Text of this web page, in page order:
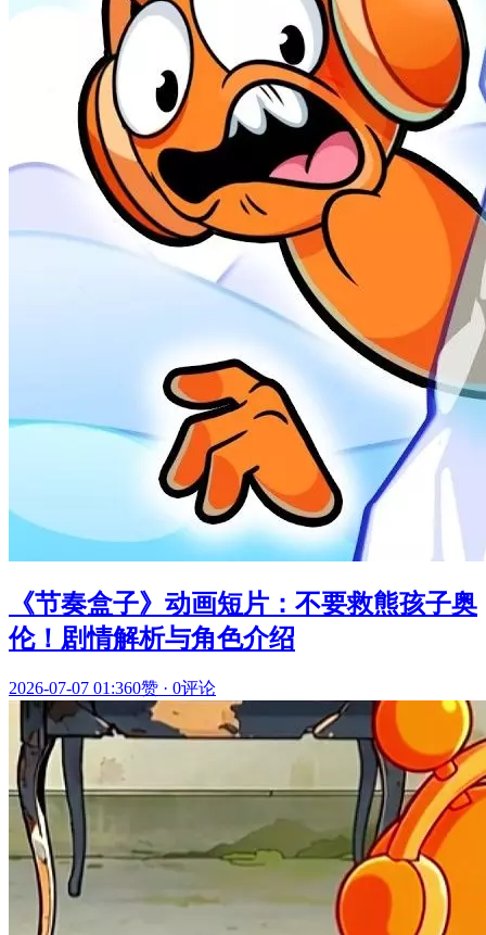
《节奏盒子》动画短片：不要救熊孩子奥
伦！剧情解析与角色介绍
2026-07-07 01:360赞 · 0评论